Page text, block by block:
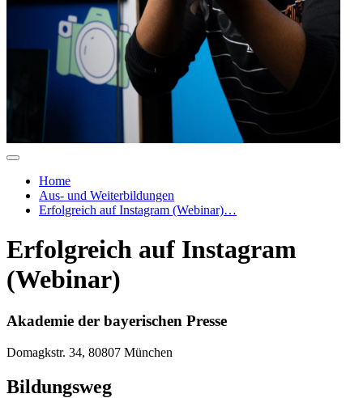
Home
Aus- und Weiterbildungen
Erfolgreich auf Instagram (Webinar)…
Erfolgreich auf Instagram
(Webinar)
Akademie der bayerischen Presse
Domagkstr. 34, 80807 München
Bildungsweg